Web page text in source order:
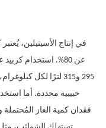
في إنتاج الأسيتيلين،
عن 80%. استخدام
295 و315 لترًا لكل كيلوغرام،
حبيبية محددة. أما
فقدان كمية الغاز